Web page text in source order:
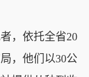
，依托全省20
，他们以30公